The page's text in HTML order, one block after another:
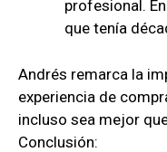
profesional.
que tenía
Andrés remarca la
experiencia de
incluso sea mejor
Conclusión: